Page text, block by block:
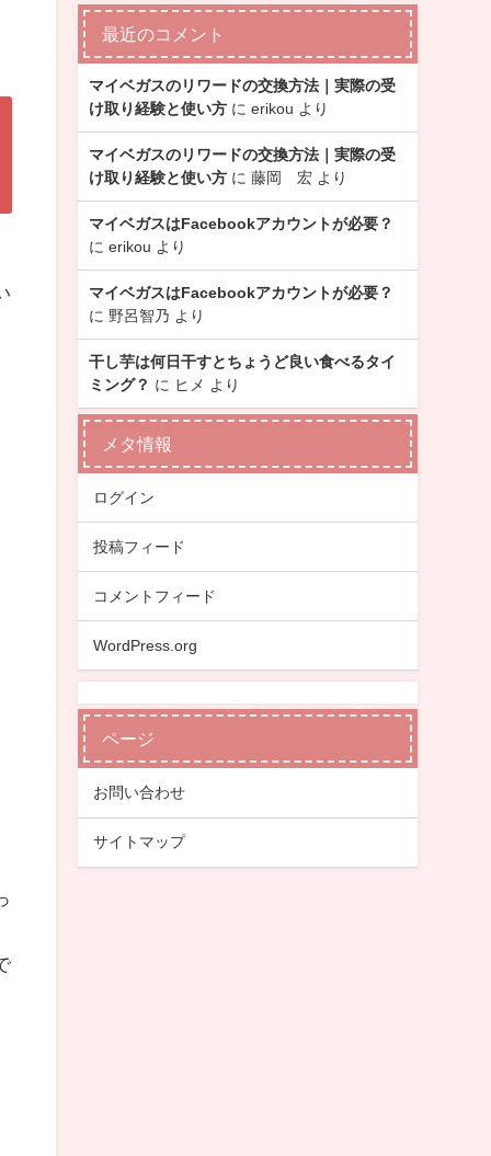
最近のコメント
マイベガスのリワードの交換方法｜実際の受
け取り経験と使い方に erikou より
マイベガスのリワードの交換方法｜実際の受
け取り経験と使い方に 藤岡 宏より
マイベガスはFacebookアカウントが必要？
に erikou より
マイベガスはFacebookアカウントが必要？
に 野呂智乃 より
干し芋は何日干すとちょうど良い食べるタイ
ミング？ に ヒメ より
メタ情報
ログイン
投稿フィード
コメントフィード
WordPress.org
ページ
お問い合わせ
サイトマップ